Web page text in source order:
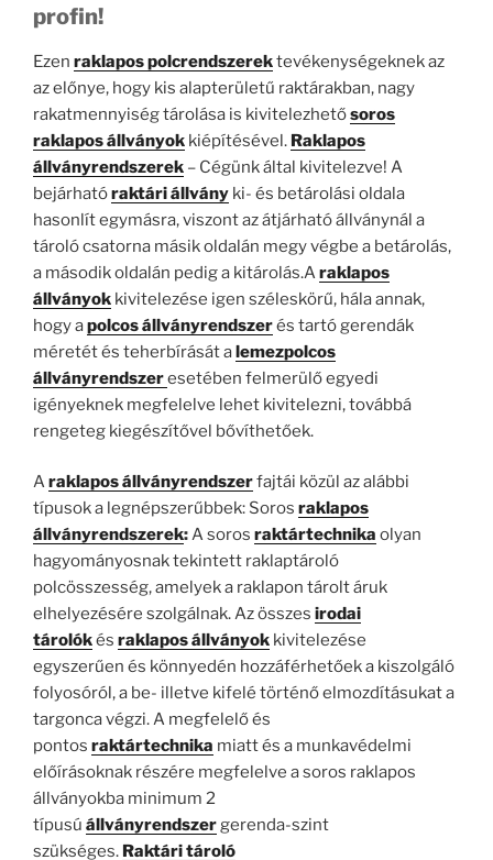
profin!
Ezen raklapos polcrendszerektevékenységeknek az
az előnye, hogy kis alapterületű raktárakban, nagy
rakatmennyiség tárolása is kivitelezhetősoros
raklapos állványok kiépítésével. Raklapos
állványrendszerek – Cégünk által kivitelezve! A
bejárhatóraktári állvány ki- és betárolási oldala
hasonlít egymásra, viszont az átjárható állványnál a
tároló csatorna másik oldalán megy végbe a betárolás,
a második oldalán pedig a kitárolás.Araklapos
állványok kivitelezése igen széleskörű, hála annak,
hogy apolcos állványrendszerés tartó gerendák
méretét és teherbírását alemezpolcos
állványrendszeresetében felmerülő egyedi
igényeknek megfelelve lehet kivitelezni, továbbá
rengeteg kiegészítővel bővíthetőek.
Araklapos állványrendszerfajtái közül az alábbi
típusok a legnépszerűbbek: Soros raklapos
állványrendszerek:A soros raktártechnika olyan
hagyományosnak tekintett raklaptároló
polcösszesség, amelyek a raklapon tárolt áruk
elhelyezésére szolgálnak. Az összes irodai
tárolókés raklapos állványok kivitelezése
egyszerűen és könnyedén hozzáférhetőek a kiszolgáló
folyosóról, a be- illetve kifelé történő elmozdításukat a
targonca végzi. A megfelelő és
pontos raktártechnika miatt és a munkavédelmi
előírásoknak részére megfelelve a soros raklapos
állványokba minimum 2
típusú állványrendszergerenda-szint
szükséges. Raktári tároló